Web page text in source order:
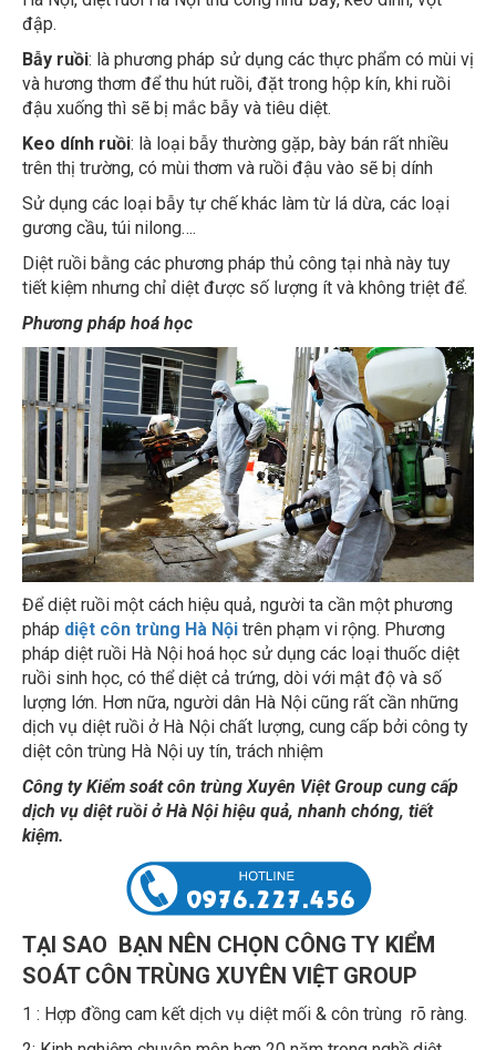
đập.
Bẫy ruồi : là phương pháp sử dụng các thực phẩm có mùi vị
và hương thơm để thu hút ruồi, đặt trong hộp kín, khi ruồi
đậu xuống thì sẽ bị mắc bẫy và tiêu diệt.
Keo dính ruồi : là loại bẫy thường gặp, bày bán rất nhiều
trên thị trường, có mùi thơm và ruồi đậu vào sẽ bị dính
Sử dụng các loại bẫy tự chế khác làm từ lá dừa, các loại
gương cầu, túi nilong….
Diệt ruồi bằng các phương pháp thủ công tại nhà này tuy
tiết kiệm nhưng chỉ diệt được số lượng ít và không triệt để.
Phương pháp hoá học
Để diệt ruồi một cách hiệu quả, người ta cần một phương
phápdiệt côn trùng Hà Nộitrên phạm vi rộng. Phương
pháp diệt ruồi Hà Nội hoá học sử dụng các loại thuốc diệt
ruồi sinh học, có thể diệt cả trứng, dòi với mật độ và số
lượng lớn. Hơn nữa, người dân Hà Nội cũng rất cần những
dịch vụ diệt ruồi ở Hà Nội chất lượng, cung cấp bởi công ty
diệt côn trùng Hà Nội uy tín, trách nhiệm
Công ty Kiểm soát côn trùng Xuyên Việt Group cung cấp
dịch vụ diệt ruồi ở Hà Nội hiệu quả, nhanh chóng, tiết
kiệm.
TẠI SAO BẠN NÊN CHỌN CÔNG TY KIỂM
SOÁT CÔN TRÙNG XUYÊN VIỆT GROUP
1 : Hợp đồng cam kết dịch vụ diệt mối & côn trùng rõ ràng.
2: Kinh nghiệm chuyên môn hơn 20 năm trong nghề diệt